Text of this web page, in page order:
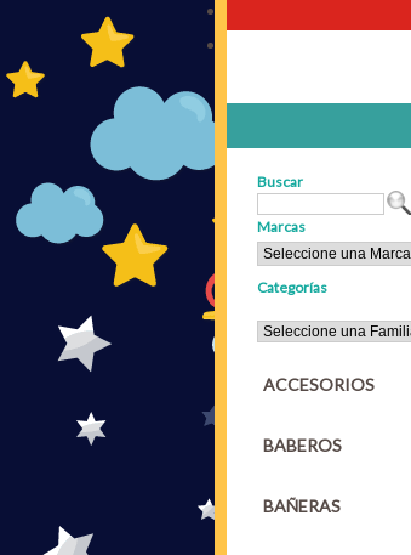
Buscar
Marcas
Categorías
ACCESORIOS
BABEROS
BAÑERAS